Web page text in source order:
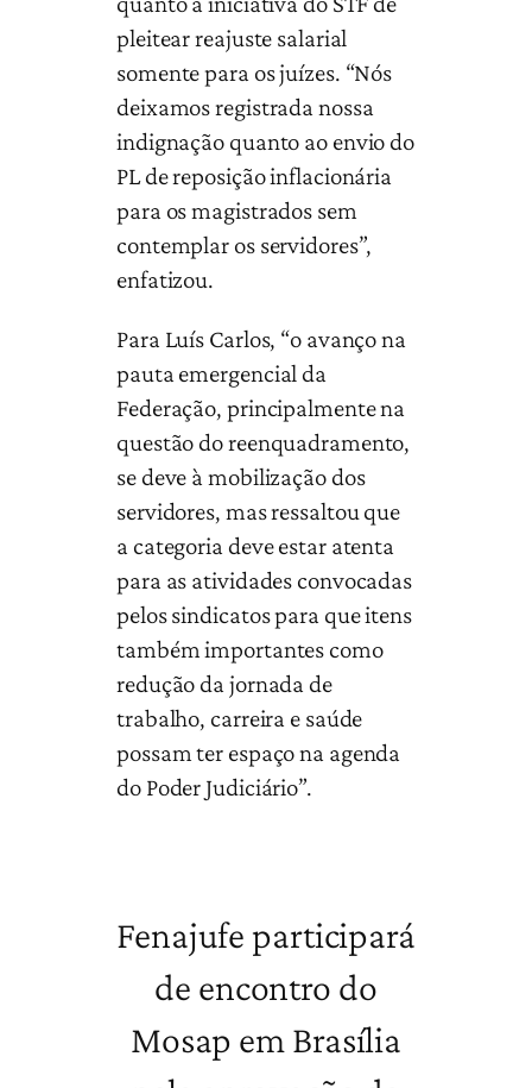
pleitear reajuste salarial
somente para os juízes. “Nós
deixamos registrada nossa
indignação quanto ao envio do
PL de reposição inflacionária
para os magistrados sem
contemplar os servidores”,
enfatizou.
Para Luís Carlos, “o avanço na
pauta emergencial da
Federação, principalmente na
questão do reenquadramento,
se deve à mobilização dos
servidores, mas ressaltou que
a categoria deve estar atenta
para as atividades convocadas
pelos sindicatos para que itens
também importantes como
redução da jornada de
trabalho, carreira e saúde
possam ter espaço na agenda
do Poder Judiciário”.
Fenajufe participará
de encontro do
Mosap em Brasília